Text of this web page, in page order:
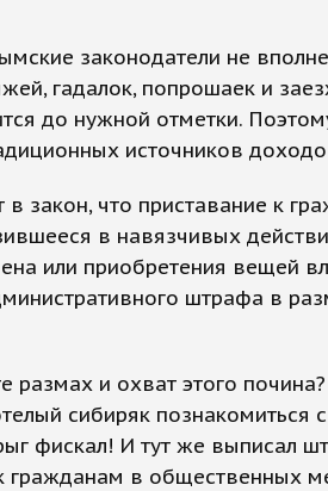
законодатели не
гадалок, попрошаек и
до нужной отметки.
источников
в закон, что приставание к
в навязчивых
или приобретения вещей
штрафа в
размах и охват этого
сибиряк познакомиться
фискал! И тут же выписал
гражданам в общественных